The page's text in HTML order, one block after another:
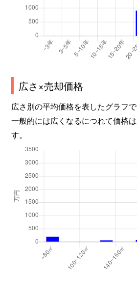
広さ×売却価格
広さ別の平均価格を表したグラフで
一般的には広くなるにつれて価格
す。